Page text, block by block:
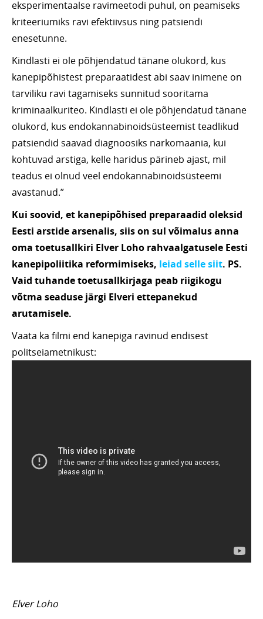
eksperimentaalse ravimeetodi puhul, on peamiseks
kriteeriumiks ravi efektiivsus ning patsiendi
enesetunne.
Kindlasti ei ole põhjendatud tänane olukord, kus
kanepipõhistest preparaatidest abi saav inimene on
tarviliku ravi tagamiseks sunnitud sooritama
kriminaalkuriteo. Kindlasti ei ole põhjendatud tänane
olukord, kus endokannabinoidsüsteemist teadlikud
patsiendid saavad diagnoosiks narkomaania, kui
kohtuvad arstiga, kelle haridus pärineb ajast, mil
teadus ei olnud veel endokannabinoidsüsteemi
avastanud.”
Kui soovid, et kanepipõhised preparaadid oleksid
Eesti arstide arsenalis, siis on sul võimalus anna
oma toetusallkiri Elver Loho rahvaalgatusele Eesti
kanepipoliitika reformimiseks, leiad selle siit. PS.
Vaid tuhande toetusallkirjaga peab riigikogu
võtma seaduse järgi Elveri ettepanekud
arutamisele.
Vaata ka filmi end kanepiga ravinud endisest
politseiametnikust:
Elver Loho